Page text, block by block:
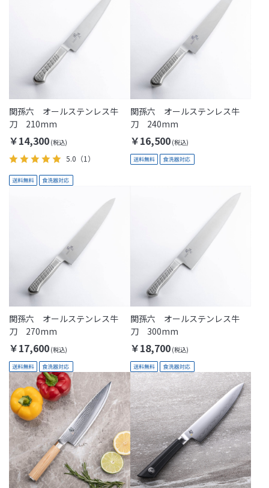
関孫六 オールステンレス牛
刀 210mm
￥14,300
5.0 （1）
関孫六 オールステンレス牛
刀 240mm
￥16,500
関孫六 オールステンレス牛
刀 270mm
￥17,600
関孫六 オールステンレス牛
刀 300mm
￥18,700